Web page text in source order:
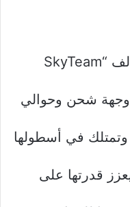
تستفيد الشركة كعضو في تحالف “SkyTeam
Cargo”، من شبكة تضم 150 وجهة شحن وحوالي
وتمتلك في أسطولها
قدرتها على